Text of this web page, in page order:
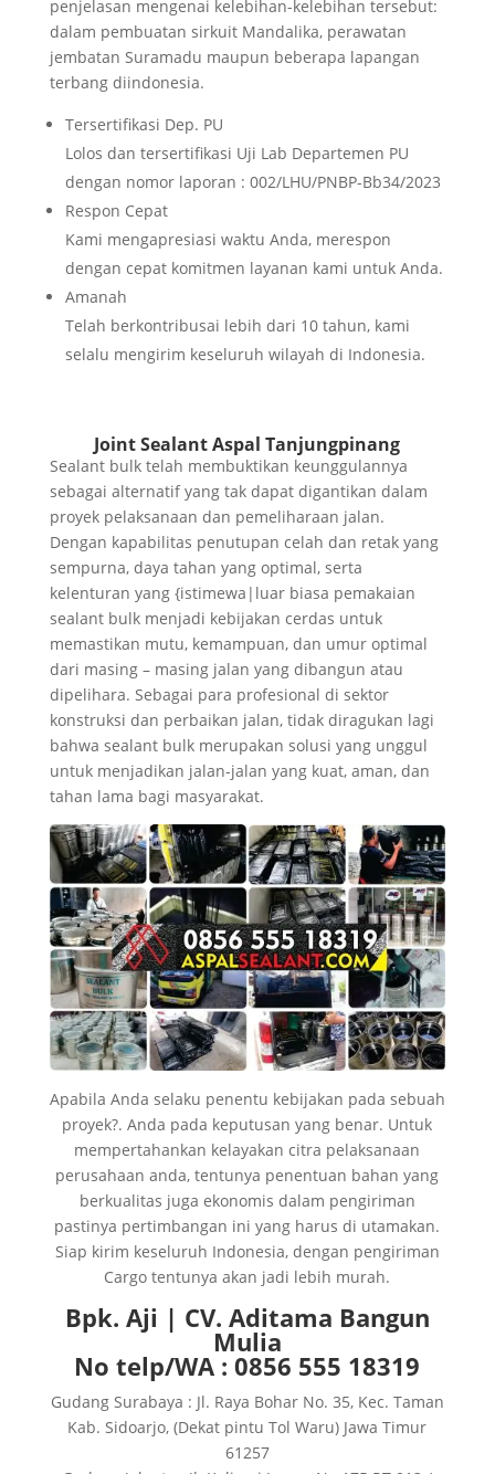
penjelasan mengenai kelebihan-kelebihan tersebut:
dalam pembuatan sirkuit Mandalika, perawatan
jembatan Suramadu maupun beberapa lapangan
terbang diindonesia.
Tersertifikasi Dep. PU
Lolos dan tersertifikasi Uji Lab Departemen PU
dengan nomor laporan : 002/LHU/PNBP-Bb34/2023
Respon Cepat
Kami mengapresiasi waktu Anda, merespon
dengan cepat komitmen layanan kami untuk Anda.
Amanah
Telah berkontribusai lebih dari 10 tahun, kami
selalu mengirim keseluruh wilayah di Indonesia.
Joint Sealant Aspal Tanjungpinang
Sealant bulk telah membuktikan keunggulannya
sebagai alternatif yang tak dapat digantikan dalam
proyek pelaksanaan dan pemeliharaan jalan.
Dengan kapabilitas penutupan celah dan retak yang
sempurna, daya tahan yang optimal, serta
kelenturan yang {istimewa|luar biasa pemakaian
sealant bulk menjadi kebijakan cerdas untuk
memastikan mutu, kemampuan, dan umur optimal
dari masing – masing jalan yang dibangun atau
dipelihara. Sebagai para profesional di sektor
konstruksi dan perbaikan jalan, tidak diragukan lagi
bahwa sealant bulk merupakan solusi yang unggul
untuk menjadikan jalan-jalan yang kuat, aman, dan
tahan lama bagi masyarakat.
Apabila Anda selaku penentu kebijakan pada sebuah
proyek?. Anda pada keputusan yang benar. Untuk
mempertahankan kelayakan citra pelaksanaan
perusahaan anda, tentunya penentuan bahan yang
berkualitas juga ekonomis dalam pengiriman
pastinya pertimbangan ini yang harus di utamakan.
Siap kirim keseluruh Indonesia, dengan pengiriman
Cargo tentunya akan jadi lebih murah.
Bpk. Aji | CV. Aditama Bangun
Mulia
No telp/WA : 0856 555 18319
Gudang Surabaya : Jl. Raya Bohar No. 35, Kec. Taman
Kab. Sidoarjo, (Dekat pintu Tol Waru) Jawa Timur
61257